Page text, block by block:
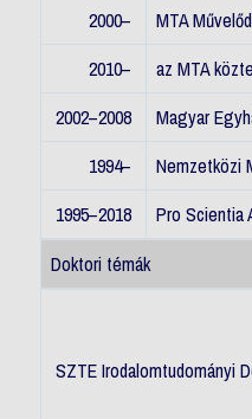
2000–
MTA
2010–
az MTA
2002–2008
Magyar
1994–
Nemzetközi
1995–2018
Pro Scientia
Doktori témák
SZTE Irodalomtudományi